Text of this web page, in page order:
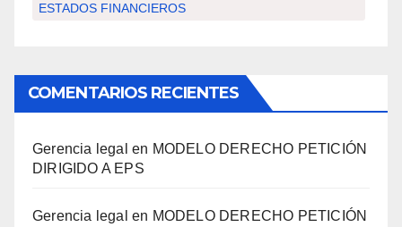
ESTADOS FINANCIEROS
COMENTARIOS RECIENTES
Gerencia legal en MODELO DERECHO PETICIÓN
DIRIGIDO A EPS
Gerencia legal en MODELO DERECHO PETICIÓN